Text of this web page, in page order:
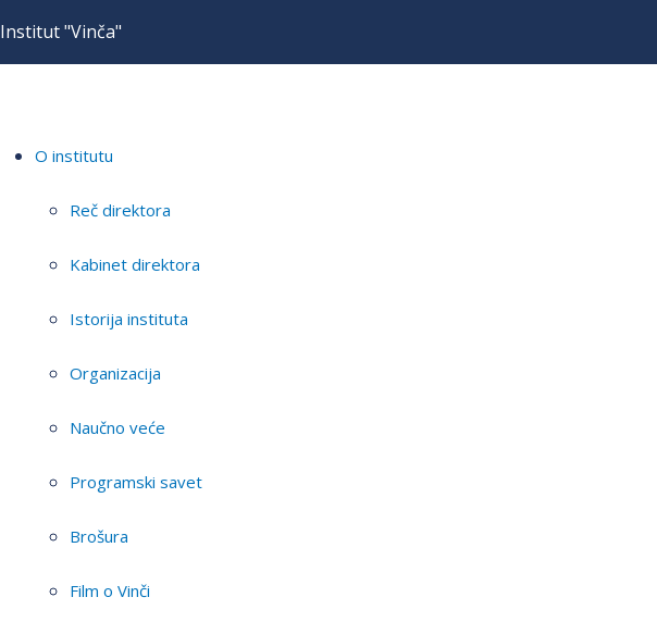
Institut "Vinča"
O institutu
Reč direktora
Kabinet direktora
Istorija instituta
Organizacija
Naučno veće
Programski savet
Brošura
Film o Vinči